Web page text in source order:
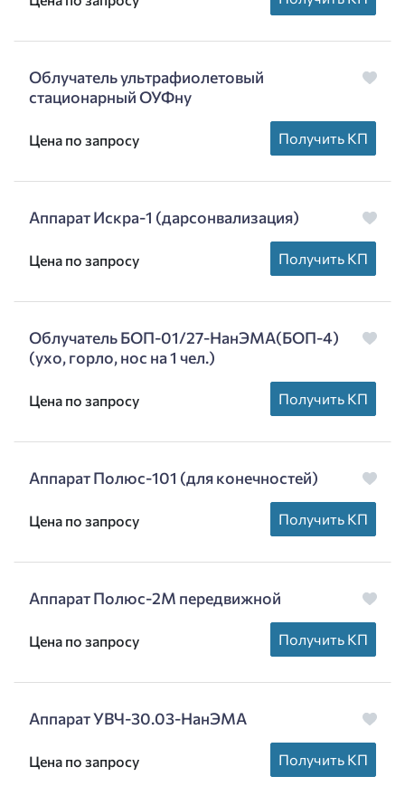
Облучатель ультрафиолетовый
стационарный ОУФну
Цена по запросу Получить КП
Аппарат Искра-1 (дарсонвализация)
Цена по запросу Получить КП
Облучатель БОП-01/27-НанЭМА(БОП-4)
(ухо, горло, нос на 1 чел.)
Цена по запросу Получить КП
Аппарат Полюс-101 (для конечностей)
Цена по запросу Получить КП
Аппарат Полюс-2М передвижной
Цена по запросу Получить КП
Аппарат УВЧ-30.03-НанЭМА
Цена по запросу Получить КП